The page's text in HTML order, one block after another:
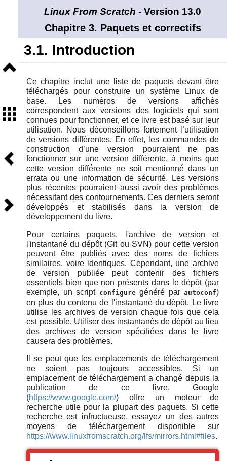
Linux From Scratch - Version 13.0
Chapitre 3. Paquets et correctifs
3.1. Introduction
Ce chapitre inclut une liste de paquets devant être
téléchargés pour construire un système Linux de
base. Les numéros de versions affichés
correspondent aux versions des logiciels qui sont
connues pour fonctionner, et ce livre est basé sur leur
utilisation. Nous déconseillons fortement l’utilisation
de versions différentes. En effet, les commandes de
construction d’une version pourraient ne pas
fonctionner sur une version différente, à moins que
cette version différente ne soit mentionné dans un
errata ou une information de sécurité. Les versions
plus récentes pourraient aussi avoir des problèmes
nécessitant des contournements. Ces derniers seront
développés et stabilisés dans la version de
développement du livre.
Pour certains paquets, l'archive de version et
l'instantané du dépôt (Git ou SVN) pour cette version
peuvent être publiés avec des noms de fichiers
similaires, voire identiques. Cependant, une archive
de version publiée peut contenir des fichiers
essentiels bien que non présents dans le dépôt (par
exemple, un script configuregénéré par autoconf)
en plus du contenu de l'instantané du dépôt. Le livre
utilise les archives de version chaque fois que cela
est possible. Utiliser des instantanés de dépôt au lieu
des archives de version spécifiées dans le livre
causera des problèmes.
Il se peut que les emplacements de téléchargement
ne soient pas toujours accessibles. Si un
emplacement de téléchargement a changé depuis la
publication de ce livre, Google
(https://www.google.com/) offre un moteur de
recherche utile pour la plupart des paquets. Si cette
recherche est infructueuse, essayez un des autres
moyens de téléchargement disponible sur
https://www.linuxfromscratch.org/lfs/mirrors.html#files.
Précédent
Suivant
Sommaire